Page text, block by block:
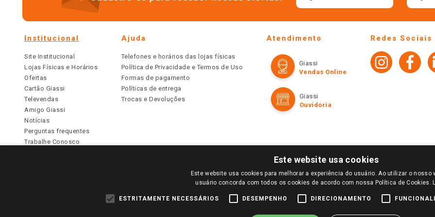
Institucional
Site Institucional
Lojas Físicas e Horários
Ofertas
Cartão Giassi
Televendas
Amigo Giassi
Notícias
Perguntas frequentes
Trabalhe Conosco
Ajuda
Telefones e horários das lojas físicas
Política de Privacidade e Termos de Uso
Formas de pagamento
Políticas de entrega
Trocas e Devoluções
Atendimento
Giassi
Vendas Online
Giassi
Ouvidoria
Redes Sociais
PARA VER OS PREÇOS DA SUA REGIÃO, FAÇA LOGIN E SELECIONE A LOJA DE SUA PREFERÊNCIA. SOMENTE APÓS O LOGIN, OS PREÇOS
TODOS OS PREÇOS E CONDIÇÕES COMERCIAIS DESTE SITE SÃO VÁLIDOS APENAS PARA COMPRAS REALIZADAS NO GIASSI.COM.BR E NA LOJA
DE BUSCAS.
Este website usa cookies
Este website usa cookies para melhorar a experiência do usuário. Ao utilizar o nosso
usuário concorda com todos os cookies de acordo com nossa Política de Cookies.
ESTRITAMENTE NECESSÁRIOS DESEMPENHO DIRECIONAMENTO